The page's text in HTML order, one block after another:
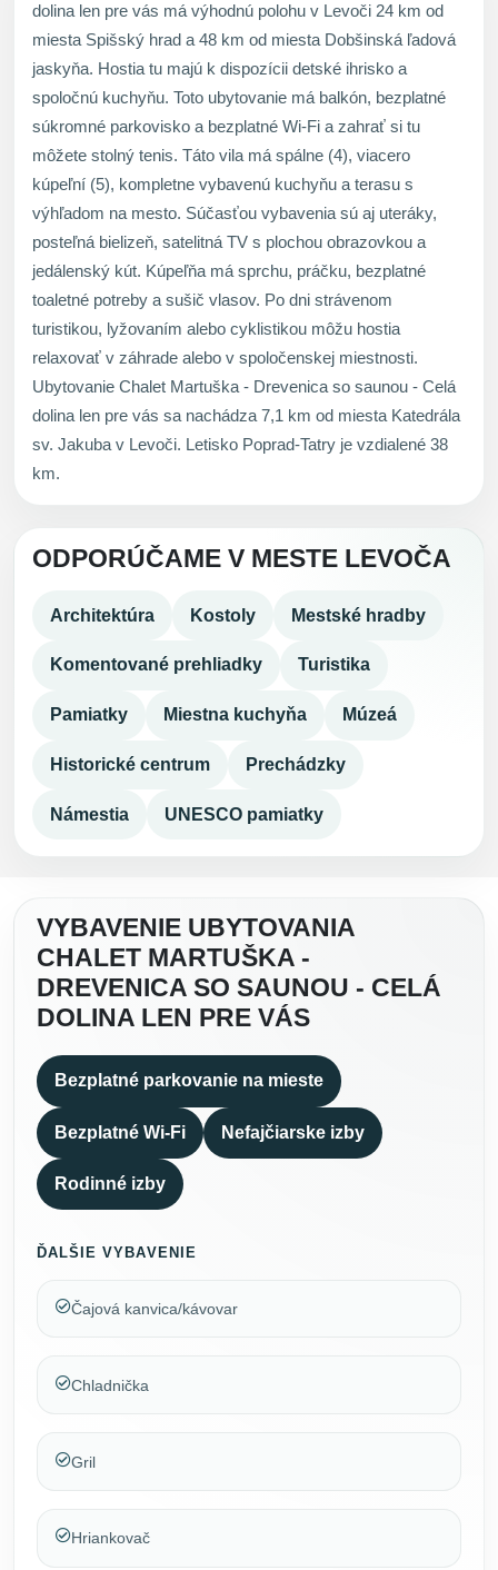
dolina len pre vás má výhodnú polohu v Levoči 24 km od
miesta Spišský hrad a 48 km od miesta Dobšinská ľadová
jaskyňa. Hostia tu majú k dispozícii detské ihrisko a
spoločnú kuchyňu. Toto ubytovanie má balkón, bezplatné
súkromné parkovisko a bezplatné Wi-Fi a zahrať si tu
môžete stolný tenis. Táto vila má spálne (4), viacero
kúpeľní (5), kompletne vybavenú kuchyňu a terasu s
výhľadom na mesto. Súčasťou vybavenia sú aj uteráky,
posteľná bielizeň, satelitná TV s plochou obrazovkou a
jedálenský kút. Kúpeľňa má sprchu, práčku, bezplatné
toaletné potreby a sušič vlasov. Po dni strávenom
turistikou, lyžovaním alebo cyklistikou môžu hostia
relaxovať v záhrade alebo v spoločenskej miestnosti.
Ubytovanie Chalet Martuška - Drevenica so saunou - Celá
dolina len pre vás sa nachádza 7,1 km od miesta Katedrála
sv. Jakuba v Levoči. Letisko Poprad-Tatry je vzdialené 38
km.
ODPORÚČAME V MESTE LEVOČA
Architektúra Kostoly Mestské hradby
Komentované prehliadky Turistika
Pamiatky Miestna kuchyňa Múzeá
Historické centrum Prechádzky
Námestia UNESCO pamiatky
VYBAVENIE UBYTOVANIA
CHALET MARTUŠKA -
DREVENICA SO SAUNOU - CELÁ
DOLINA LEN PRE VÁS
Bezplatné parkovanie na mieste
Bezplatné Wi-Fi Nefajčiarske izby
Rodinné izby
ĎALŠIE VYBAVENIE
Čajová kanvica/kávovar
Chladnička
Gril
Hriankovač